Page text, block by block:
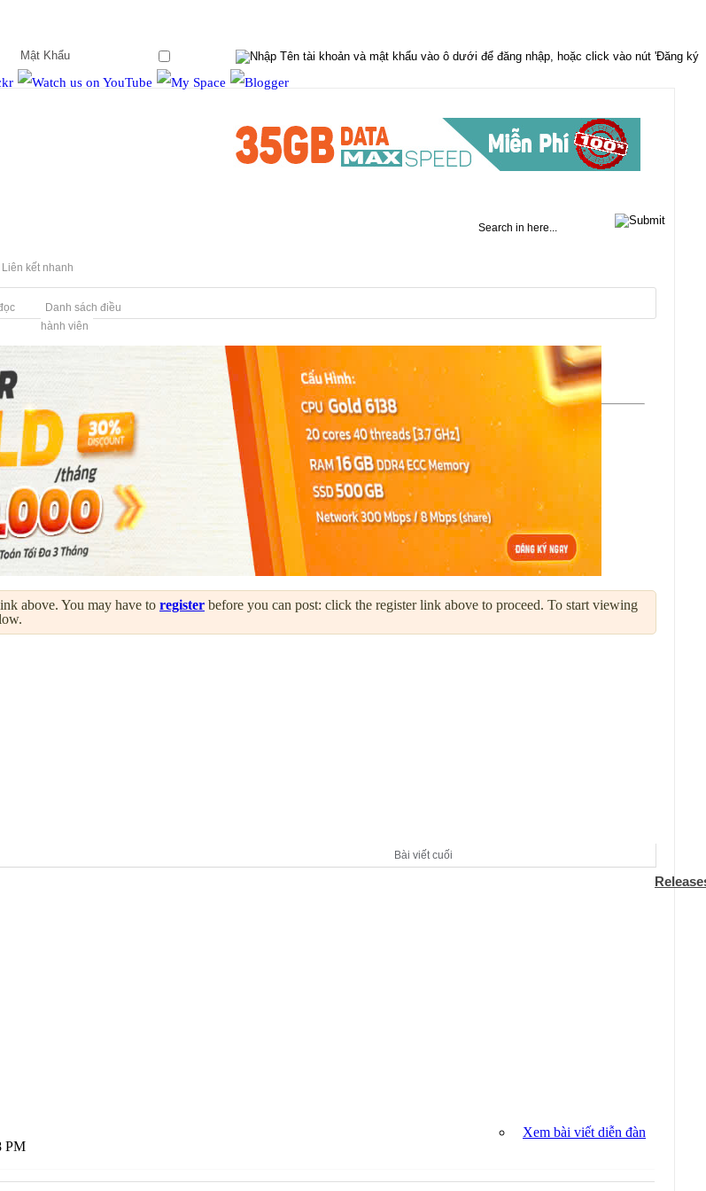
Liên kết nhanh
Danh sách điều
hành viên
above. You may have to register before you can post: click the register link above to proceed. To start viewing
Bài viết cuối
Xem bài viết diễn đàn
PM